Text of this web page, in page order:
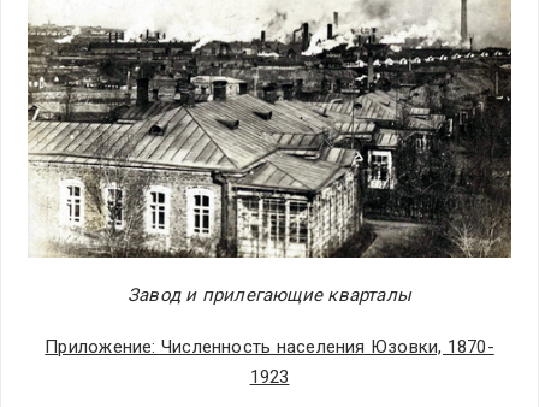
Завод и прилегающие кварталы
Приложение: Численность населения Юзовки, 1870-
1923